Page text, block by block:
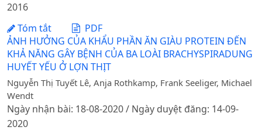
2016
Tóm tắt
PDF
ẢNH HƯỞNG CỦA KHẨU PHẦN ĂN GIÀU PROTEIN ĐẾN
KHẢ NĂNG GÂY BỆNH CỦA BA LOÀI BRACHYSPIRADUNG
HUYẾT YẾU Ở LỢN THỊT
Nguyễn Thị Tuyết Lê, Anja Rothkamp, Frank Seeliger, Michael
Wendt
Ngày nhận bài: 18-08-2020 / Ngày duyệt đăng: 14-09-
2020